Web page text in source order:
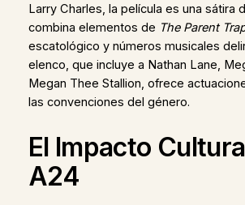
Larry Charles, la película es una sátira
combina elementos de The Parent
escatológico y números musicales
elenco, que incluye a Nathan Lane,
Megan Thee Stallion, ofrece
las convenciones del género.
El Impacto
A24